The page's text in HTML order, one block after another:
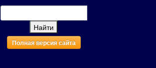
Полная версия сайта